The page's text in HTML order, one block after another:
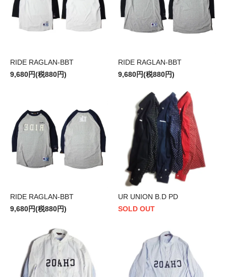
RIDE RAGLAN-BBT
9,680円(税880円)
RIDE RAGLAN-BBT
9,680円(税880円)
RIDE RAGLAN-BBT
9,680円(税880円)
UR UNION B.D PD
SOLD OUT